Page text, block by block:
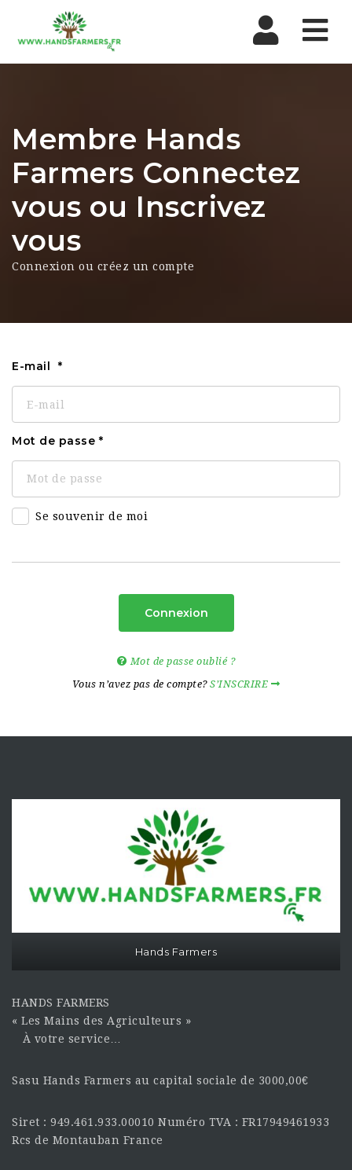
Membre Hands
Farmers Connectez
vous ou Inscrivez
vous
Connexion ou créez un compte
E-mail
Mot de passe
Se souvenir de moi
Connexion
Mot de passe oublié ?
Vous n’avez pas de compte?S’INSCRIRE
Hands Farmers
HANDS FARMERS
« Les Mains des Agriculteurs »
À votre service…
Sasu Hands Farmers au capital sociale de 3000,00€
Siret : 949.461.933.00010 Numéro TVA : FR17949461933
Rcs de Montauban France